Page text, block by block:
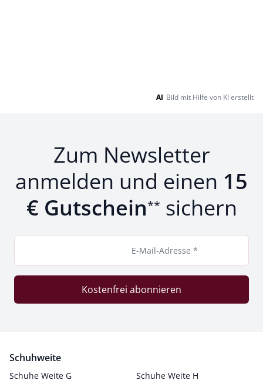
AI Bild mit Hilfe von KI erstellt
Zum Newsletter
anmelden und einen 15
€ Gutschein** sichern
E-Mail-Adresse *
Kostenfrei abonnieren
Schuhweite
Schuhe Weite G
Schuhe Weite H